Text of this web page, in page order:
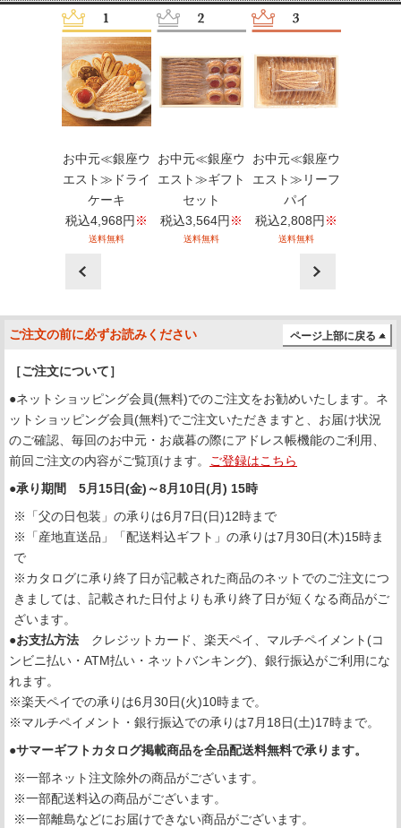
お中元≪銀座ウ
エスト≫ドライ
ケーキ
税込4,968円 ※
送料無料
お中元≪銀座ウ
エスト≫ギフト
セット
税込3,564円 ※
送料無料
お中元≪銀座ウ
エスト≫リーフ
パイ
税込2,808円 ※
送料無料
prev next
ご注文の前に必ずお読みください ページ上部に戻る
［ご注文について］
●ネットショッピング会員(無料)でのご注文をお勧めいたします。ネ
ットショッピング会員(無料)でご注文いただきますと、お届け状況
のご確認、毎回のお中元・お歳暮の際にアドレス帳機能のご利用、
前回ご注文の内容がご覧頂けます。 ご登録はこちら
●承り期間 5月15日(金)～8月10日(月) 15時
※「父の日包装」の承りは6月7日(日)12時まで
※「産地直送品」「配送料込ギフト」の承りは7月30日(木)15時ま
で
※カタログに承り終了日が記載された商品のネットでのご注文につ
きましては、記載された日付よりも承り終了日が短くなる商品がご
ざいます。
●お支払方法 クレジットカード、楽天ペイ、マルチペイメント(コ
ンビニ払い・ATM払い・ネットバンキング)、銀行振込がご利用にな
れます。
※楽天ペイでの承りは6月30日(火)10時まで。
※マルチペイメント・銀行振込での承りは7月18日(土)17時まで。
●サマーギフトカタログ掲載商品を全品配送料無料で承ります。
※一部ネット注文除外の商品がございます。
※一部配送料込の商品がございます。
※一部離島などにお届けできない商品がございます。